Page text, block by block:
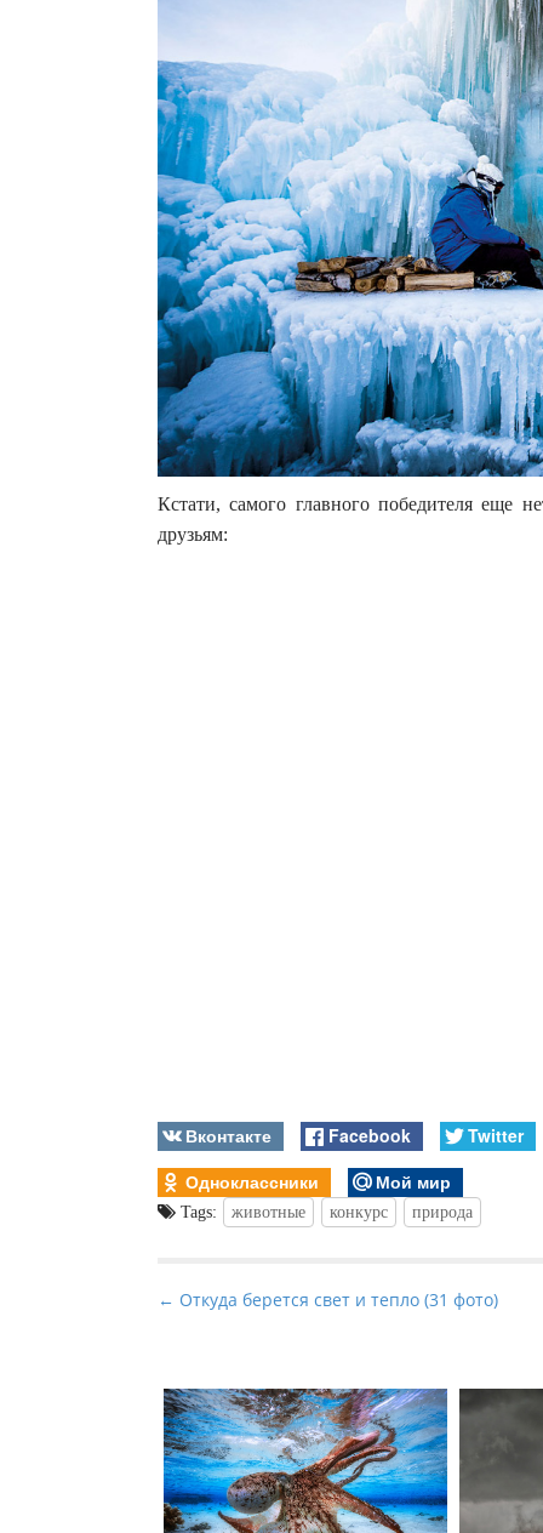
Кстати, самого главного победителя еще
друзьям:
Вконтакте Facebook
Twitter
Одноклассники
Мой мир
Tags: животные конкурс природа
P
t
n
a
v
← Откуда берется свет и тепло (31 фото)